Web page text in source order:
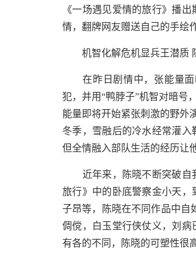
《一场遇见爱情的旅行》播
情，翻牌网友赠送自己的手绘
机智化解危机显兵王潜质
在昨日剧情中，张能量面
犯，并用“鸭脖子”机智对暗号
能量即将开始紧张刺激的野外
冬季，雪融后的冷水经常灌入
但全情融入部队生活的经历让
近年来，陈晓不断突破自我
旅行》中的卧底警察金小天
子昂等，陈晓在不同作品中自
倜傥，白玉堂行侠仗义，刘
有各的不同，陈晓的可塑性很